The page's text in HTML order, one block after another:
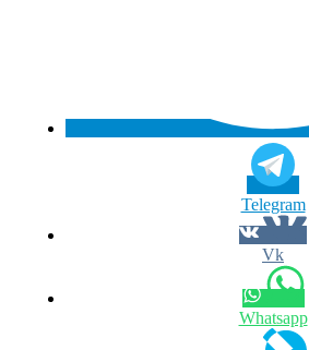
Telegram
Vk
Whatsapp